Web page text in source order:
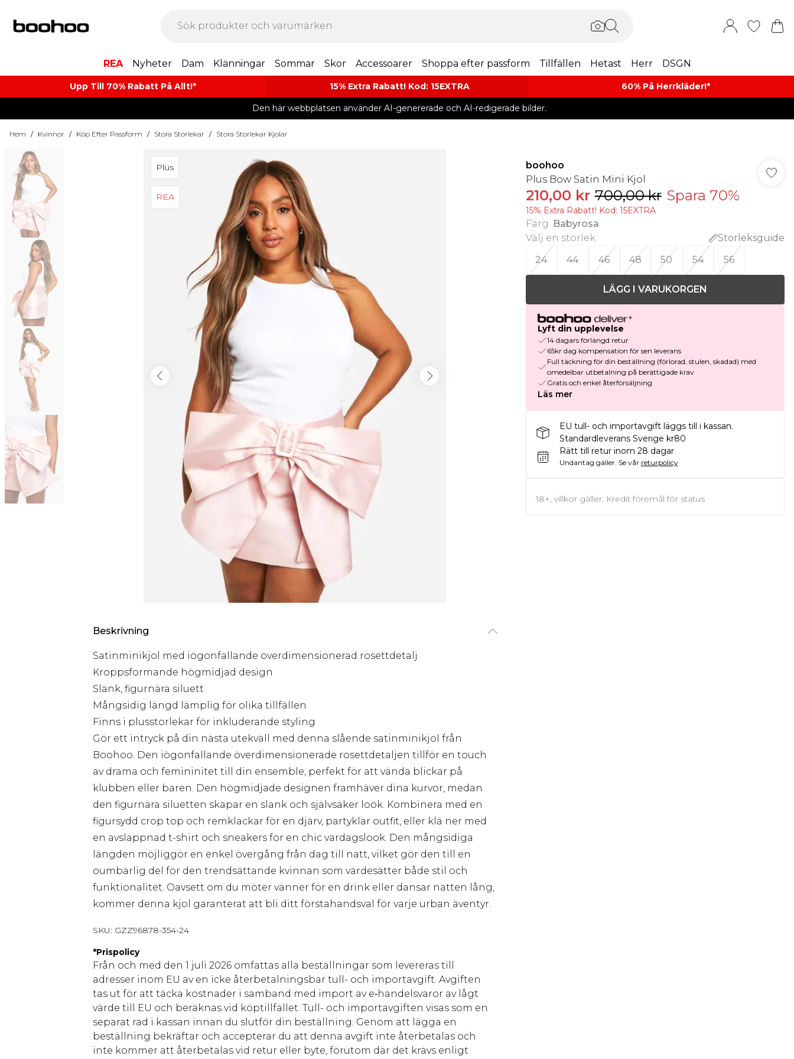
REA Nyheter Dam Klänningar Sommar Skor Accessoarer Shoppa efter passform Tillfällen Hetast Herr DSGN
Upp Till 70% Rabatt På Allt!* 15% Extra Rabatt! Kod: 15EXTRA 60% På Herrkläder!*​
Den här webbplatsen använder AI-genererade och AI-redigerade bilder.
Hem / Kvinnor / Köp Efter Passform / Stora Storlekar / Stora Storlekar Kjolar
Plus
REA
Beskrivning
Satinminikjol med iögonfallande överdimensionerad rosettdetalj
Kroppsformande högmidjad design
Slank, figurnära siluett
Mångsidig längd lämplig för olika tillfällen
Finns i plusstorlekar för inkluderande styling
Gör ett intryck på din nästa utekväll med denna slående satinminikjol från
Boohoo. Den iögonfallande överdimensionerade rosettdetaljen tillför en touch
av drama och femininitet till din ensemble, perfekt för att vända blickar på
klubben eller baren. Den högmidjade designen framhäver dina kurvor, medan
den figurnära siluetten skapar en slank och självsäker look. Kombinera med en
figursydd crop top och remklackar för en djärv, partyklar outfit, eller klä ner med
en avslappnad t-shirt och sneakers för en chic vardagslook. Den mångsidiga
längden möjliggör en enkel övergång från dag till natt, vilket gör den till en
oumbärlig del för den trendsättande kvinnan som värdesätter både stil och
funktionalitet. Oavsett om du möter vänner för en drink eller dansar natten lång,
kommer denna kjol garanterat att bli ditt förstahandsval för varje urban äventyr.
SKU: GZZ96878-354-24
*Prispolicy
Från och med den 1 juli 2026 omfattas alla beställningar som levereras till
adresser inom EU av en icke återbetalningsbar tull- och importavgift. Avgiften
tas ut för att täcka kostnader i samband med import av e‑handelsvaror av lågt
värde till EU och beräknas vid köptillfället. Tull- och importavgiften visas som en
separat rad i kassan innan du slutför din beställning. Genom att lägga en
beställning bekräftar och accepterar du att denna avgift inte återbetalas och
inte kommer att återbetalas vid retur eller byte, förutom där det krävs enligt
boohoo
Plus Bow Satin Mini Kjol
210,00 kr 700,00 kr Spara 70%
15% Extra Rabatt! Kod: 15EXTRA
Färg: Babyrosa
Välj en storlek:
Storleksguide
24
44 46 48 50 54 56
LÄGG I VARUKORGEN
Lyft din upplevelse
14 dagars förlängd retur
65kr dag kompensation för sen leverans
Full täckning för din beställning (förlorad, stulen, skadad) med
omedelbar utbetalning på berättigade krav
Gratis och enkel återförsäljning
Läs mer
EU tull- och importavgift läggs till i kassan.
Standardleverans Sverige kr80
Rätt till retur inom 28 dagar
Undantag gäller. Se vår returpolicy
18+, villkor gäller. Kredit föremål för status